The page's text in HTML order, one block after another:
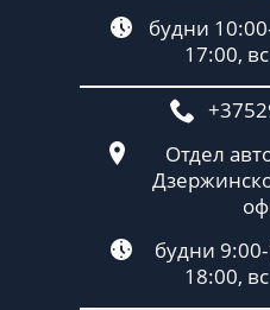
будни
17:00,
Отдел
будни
18:00,